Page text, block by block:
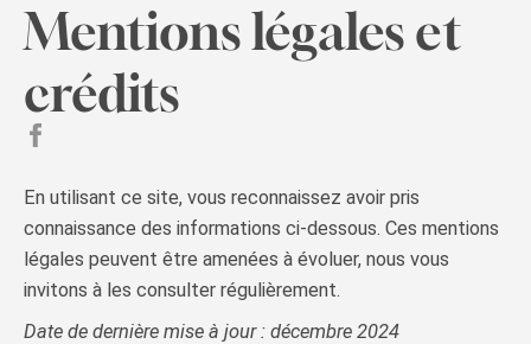
Mentions légales et
crédits
partager sur Facebook
En utilisant ce site, vous reconnaissez avoir pris
connaissance des informations ci-dessous. Ces mentions
légales peuvent être amenées à évoluer, nous vous
invitons à les consulter régulièrement.
Date de dernière mise à jour : décembre 2024